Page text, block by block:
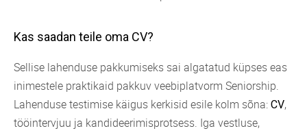
Kas saadan teile oma CV?
Sellise lahenduse pakkumiseks sai algatatud küpses eas
inimestele praktikaid pakkuv veebiplatvorm Seniorship.
Lahenduse testimise käigus kerkisid esile kolm sõna: CV,
tööintervjuu ja kandideerimisprotsess. Iga vestluse,